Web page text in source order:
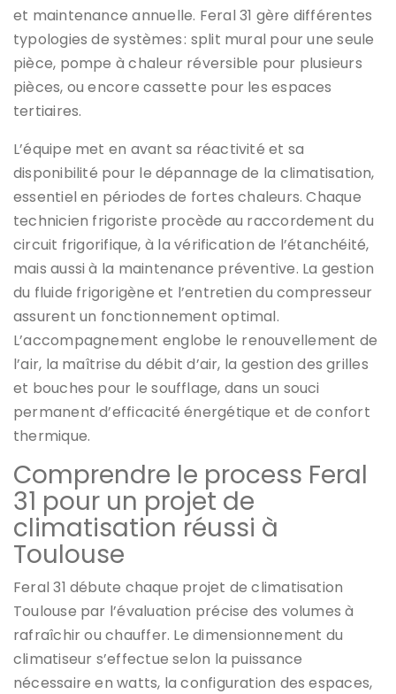
et maintenance annuelle. Feral 31 gère différentes
typologies de systèmes : split mural pour une seule
pièce, pompe à chaleur réversible pour plusieurs
pièces, ou encore cassette pour les espaces
tertiaires.
L’équipe met en avant sa réactivité et sa
disponibilité pour le dépannage de la climatisation,
essentiel en périodes de fortes chaleurs. Chaque
technicien frigoriste procède au raccordement du
circuit frigorifique, à la vérification de l’étanchéité,
mais aussi à la maintenance préventive. La gestion
du fluide frigorigène et l’entretien du compresseur
assurent un fonctionnement optimal.
L’accompagnement englobe le renouvellement de
l’air, la maîtrise du débit d’air, la gestion des grilles
et bouches pour le soufflage, dans un souci
permanent d’efficacité énergétique et de confort
thermique.
Comprendre le process Feral
31 pour un projet de
climatisation réussi à
Toulouse
Feral 31 débute chaque projet de climatisation
Toulouse par l’évaluation précise des volumes à
rafraîchir ou chauffer. Le dimensionnement du
climatiseur s’effectue selon la puissance
nécessaire en watts, la configuration des espaces,